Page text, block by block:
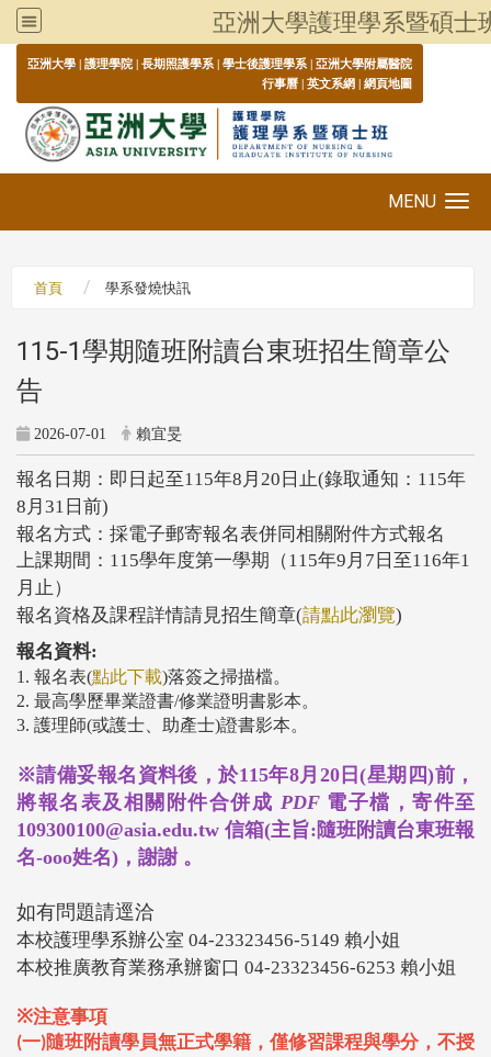
亞洲大學護理學系暨碩士
亞洲大學 | 護理學院 | 長期照護學系 | 學士後護理學系 | 亞洲大學附屬醫院
行事曆 | 英文系網 | 網頁地圖
MENU
首頁 學系發燒快訊
115-1學期隨班附讀台東班招生簡章公
告
2026-07-01 賴宜旻
報名日期：即日起至115年8 月 20 日止(錄取通知： 115年
8 月 31 日前)
報名方式：採電子郵寄報名表併同相關附件方式報名
上課期間： 115學年度第一學期（115年9 月 7 日至116年1
月止）
報名資格及課程詳情請見招生簡章(請點此瀏覽)
報名資料:
1. 報名表(點此下載)落簽之掃描檔。
2. 最高學歷畢業證書/修業證明書影本。
3. 護理師(或護士、助產士)證書影本。
※請備妥報名資料後，於115年8月20日(星期四)前，
將報名表及相關附件合併成 PDF 電子檔，寄件至
109300100@asia.edu.tw 信箱(主旨:隨班附讀台東班報
名-ooo姓名)，謝謝 。
如有問題請逕洽
本校護理學系辦公室 04-23323456-5149 賴小姐
本校推廣教育業務承辦窗口 04-23323456-6253 賴小姐
※注意事項
(一)隨班附讀學員無正式學籍，僅修習課程與學分，不授